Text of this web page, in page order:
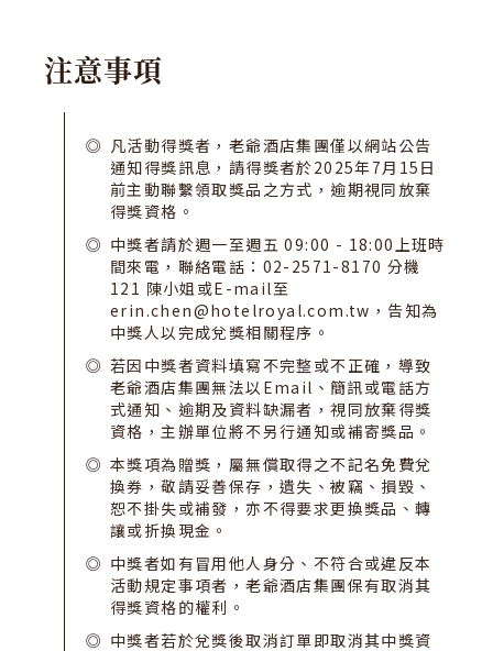
注意事項
凡活動得獎者，老爺酒店集團僅以網站公告
通知得獎訊息，請得獎者於2025年7月15日
前主動聯繫領取獎品之方式，逾期視同放棄
得獎資格。
中獎者請於週一至週五 09:00 - 18:00上班時
間來電，聯絡電話：02-2571-8170 分機
121 陳小姐或E-mail至
erin.chen@hotelroyal.com.tw，告知為
中獎人以完成兌獎相關程序。
若因中獎者資料填寫不完整或不正確，導致
老爺酒店集團無法以Email、簡訊或電話方
式通知、逾期及資料缺漏者，視同放棄得獎
資格，主辦單位將不另行通知或補寄獎品。
本獎項為贈獎，屬無償取得之不記名免費兌
換券，敬請妥善保存，遺失、被竊、損毀、
恕不掛失或補發，亦不得要求更換獎品、轉
讓或折換現金。
中獎者如有冒用他人身分、不符合或違反本
活動規定事項者，老爺酒店集團保有取消其
得獎資格的權利。
中獎者若於兌獎後取消訂單即取消其中獎資